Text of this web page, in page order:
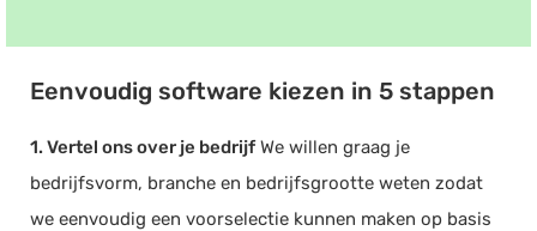
Eenvoudig software kiezen in 5 stappen
1. Vertel ons over je bedrijfWe willen graag je
bedrijfsvorm, branche en bedrijfsgrootte weten zodat
we eenvoudig een voorselectie kunnen maken op basis